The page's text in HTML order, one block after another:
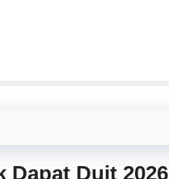
Dapat Duit 2026